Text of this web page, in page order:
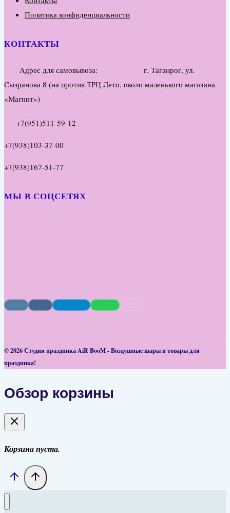
Политика конфиденциальности
КОНТАКТЫ
Адрес для самовывоза: г. Таганрог, ул.
Сызранова 8 (на против ТРЦ Лето, около маленького магазина
«Магнит»)
+7(951)511-59-12
+7(938)103-37-00
+7(938)167-51-77
МЫ В СОЦСЕТЯХ
© 2026 Студия праздника AiR BooM - Воздушные шары и товары для
праздника!
Обзор корзины
Корзина пуста.